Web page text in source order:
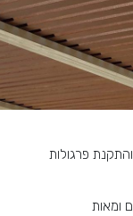
פרגולות
ומאות